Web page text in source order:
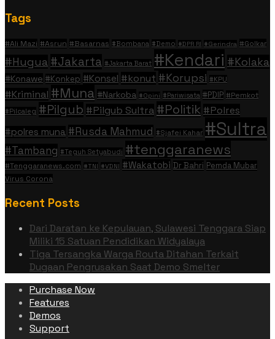
Tags
#Ali Mazi #Asrun #Basarnas #Bombana #Demo #DPR RI #Gerindra #Golkar
#Hugua #Jakarta #Jakarta Barat #Kendari #Kolaka
#Konawe #Konkep #Konsel #konut #Korupsi #KPU
#Kriminal #Muna #Narkoba #Opini #Pariwisata #PDIP #Pemkot
#Pilcaleg #Pilgub #Pilgub Sultra #Politik #Polres
#polres muna #Rusda Mahmud #Sjafei Kahar #Sultra
#Tambang #Teguh Setyabudi #tenggaranews
#Tenggaranews.com #TNI #VDNI #Wakatobi Dr Bahri Pemda Mubar
Virus Corona
Recent Posts
Dari Daratan ke Kepulauan, Sulawesi Tenggara Siap
Miliki 15 Satuan Pendidikan Widyalaya
Tiga Tersangka Warga Routa Ditahan Terkait
Dugaan Pengrusakan Saat Demo Smelter
Purchase Now
Features
Demos
Support